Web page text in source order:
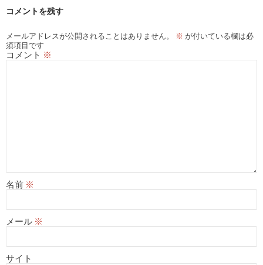
コメントを残す
メールアドレスが公開されることはありません。 ※ が付いている欄は必
須項目です
コメント ※
名前 ※
メール ※
サイト